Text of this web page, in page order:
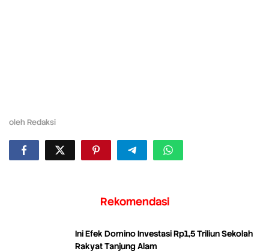
oleh Redaksi
Rekomendasi
Ini Efek Domino Investasi Rp1,5 Triliun Sekolah
Rakyat Tanjung Alam